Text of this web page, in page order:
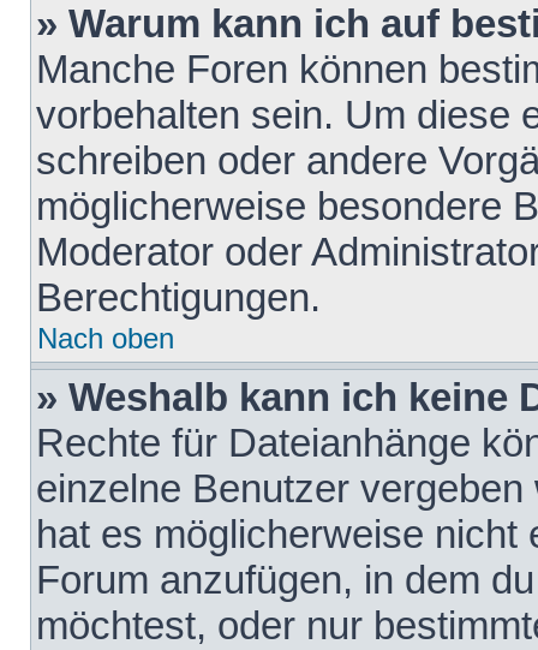
» Warum kann ich auf
Manche Foren können
vorbehalten sein. Um diese
schreiben oder andere
möglicherweise besondere
Moderator oder
Berechtigungen.
Nach oben
» Weshalb kann ich keine
Rechte für Dateianhänge
einzelne Benutzer
hat es möglicherweise nicht
Forum anzufügen, in dem
möchtest, oder nur